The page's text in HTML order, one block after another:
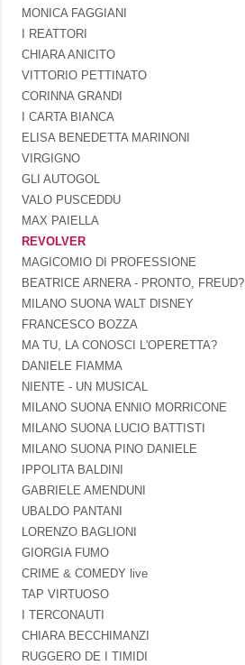
MONICA FAGGIANI
I REATTORI
CHIARA ANICITO
VITTORIO PETTINATO
CORINNA GRANDI
I CARTA BIANCA
ELISA BENEDETTA MARINONI
VIRGIGNO
GLI AUTOGOL
VALO PUSCEDDU
MAX PAIELLA
REVOLVER
MAGICOMIO DI PROFESSIONE
BEATRICE ARNERA - PRONTO, FREUD?
MILANO SUONA WALT DISNEY
FRANCESCO BOZZA
MA TU, LA CONOSCI L'OPERETTA?
DANIELE FIAMMA
NIENTE - UN MUSICAL
MILANO SUONA ENNIO MORRICONE
MILANO SUONA LUCIO BATTISTI
MILANO SUONA PINO DANIELE
IPPOLITA BALDINI
GABRIELE AMENDUNI
UBALDO PANTANI
LORENZO BAGLIONI
GIORGIA FUMO
CRIME & COMEDY live
TAP VIRTUOSO
I TERCONAUTI
CHIARA BECCHIMANZI
RUGGERO DE I TIMIDI